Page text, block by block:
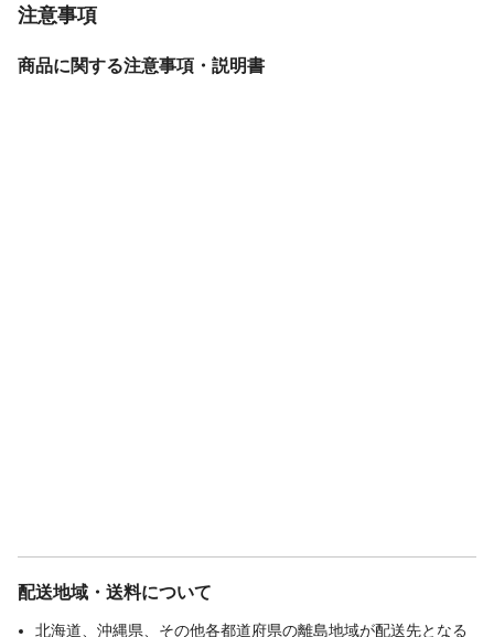
注意事項
商品に関する注意事項・説明書
配送地域・送料について
北海道、沖縄県、その他各都道府県の離島地域が配送先となる